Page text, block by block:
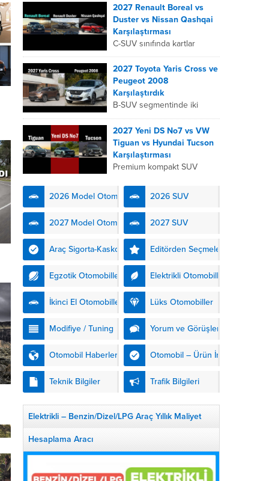
2027 Renault Boreal vs
Duster vs Nissan Qashqai
Karşılaştırması
C-SUV sınıfında kartlar
yeniden dağıtıldı. 2027
Renault Boreal, Renault
Duster ve Nissan Qashqai;
her biri farklı bir sürüş
deneyimi, motor...
2027 Toyota Yaris Cross ve
Peugeot 2008
Karşılaştırdık
B-SUV segmentinde iki
önemli oyuncu olan 2027
Toyota Yaris
Cross ve Peugeot 2008,
farklı mühendislik
felsefeleriyle kullanıcıların
hibrit teknolojisindeki
uzmanlığını...
2027 Yeni DS No7 vs VW
Tiguan vs Hyundai Tucson
Karşılaştırması
Premium kompakt SUV
isteyen 2027 DS No7,
kendinden şarjlı hibrit
teknolojisiyle buluşturuyor.
DS Automobiles’in yeni...
2026 Model Otomobiller 2026 SUV
2027 Model Otomobiller 2027 SUV
Araç Sigorta-Kasko Editörden Seçmeler
Egzotik Otomobiller Elektrikli Otomobiller
İkinci El Otomobiller Lüks Otomobiller
Modifiye / Tuning Yorum ve Görüşler
Otomobil Haberleri Otomobil – Ürün İnceleme
Teknik Bilgiler Trafik Bilgileri
Elektrikli – Benzin/Dizel/LPG Araç Yıllık Maliyet
Hesaplama Aracı